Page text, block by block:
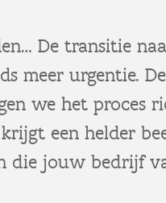
De transitie
meer urgentie.
we het proces
een helder
die jouw bedrijf